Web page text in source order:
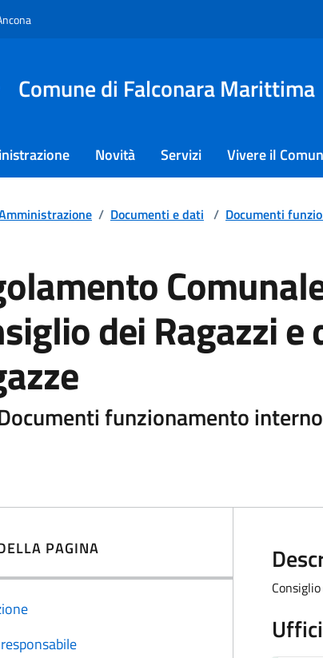
Comune di Falconara Marittima
Novità Servizi Vivere il
/ Documenti e dati / Documenti
dei Ragazzi e
funzionamento interno
PAGINA